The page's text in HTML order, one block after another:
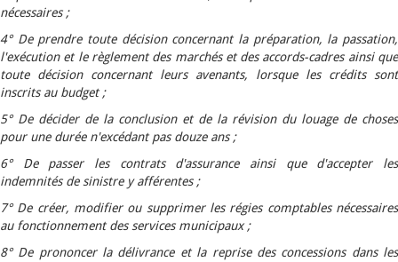
nécessaires ;
4° De prendre toute décision concernant la préparation, la passation,
l'exécution et le règlement des marchés et des accords-cadres ainsi que
toute décision concernant leurs avenants, lorsque les crédits sont
inscrits au budget ;
5° De décider de la conclusion et de la révision du louage de choses
pour une durée n'excédant pas douze ans ;
6° De passer les contrats d'assurance ainsi que d'accepter les
indemnités de sinistre y afférentes ;
7° De créer, modifier ou supprimer les régies comptables nécessaires
au fonctionnement des services municipaux ;
8° De prononcer la délivrance et la reprise des concessions dans les